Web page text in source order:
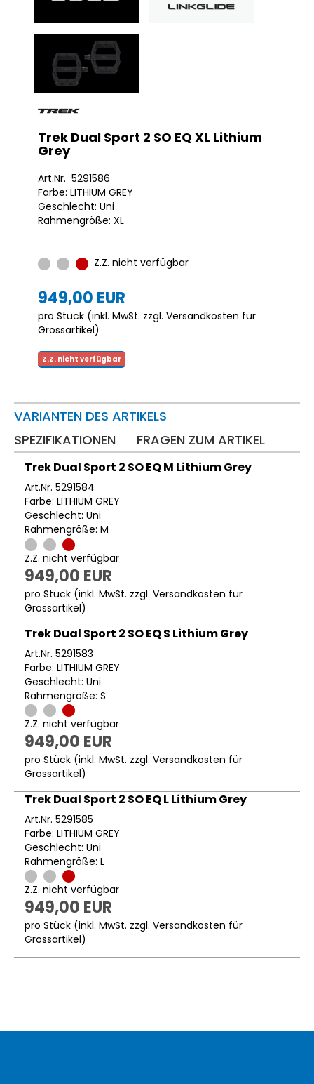
Trek Dual Sport 2 SO EQ XL Lithium
Grey
Art.Nr. 5291586
Farbe: LITHIUM GREY
Geschlecht: Uni
Rahmengröße: XL
Z.Z. nicht verfügbar
949,00 EUR
pro Stück (inkl. MwSt. zzgl. Versandkosten für
Grossartikel)
Z.Z. nicht verfügbar
VARIANTEN DES ARTIKELS
SPEZIFIKATIONEN
FRAGEN ZUM ARTIKEL
Trek Dual Sport 2 SO EQ M Lithium Grey
Art.Nr. 5291584
Farbe: LITHIUM GREY
Geschlecht: Uni
Rahmengröße: M
Z.Z. nicht verfügbar
949,00 EUR
pro Stück (inkl. MwSt. zzgl. Versandkosten für
Grossartikel)
Trek Dual Sport 2 SO EQ S Lithium Grey
Art.Nr. 5291583
Farbe: LITHIUM GREY
Geschlecht: Uni
Rahmengröße: S
Z.Z. nicht verfügbar
949,00 EUR
pro Stück (inkl. MwSt. zzgl. Versandkosten für
Grossartikel)
Trek Dual Sport 2 SO EQ L Lithium Grey
Art.Nr. 5291585
Farbe: LITHIUM GREY
Geschlecht: Uni
Rahmengröße: L
Z.Z. nicht verfügbar
949,00 EUR
pro Stück (inkl. MwSt. zzgl. Versandkosten für
Grossartikel)